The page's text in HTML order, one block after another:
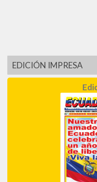
EDICIÓN IMPRESA